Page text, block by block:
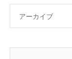
アーカイブ